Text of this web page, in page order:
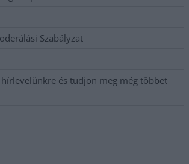
Szabályzat
és tudjon meg még többet